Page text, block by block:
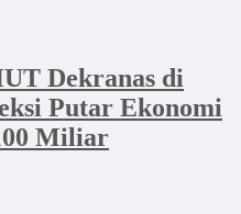
Dekranas di
Putar Ekonomi
Miliar